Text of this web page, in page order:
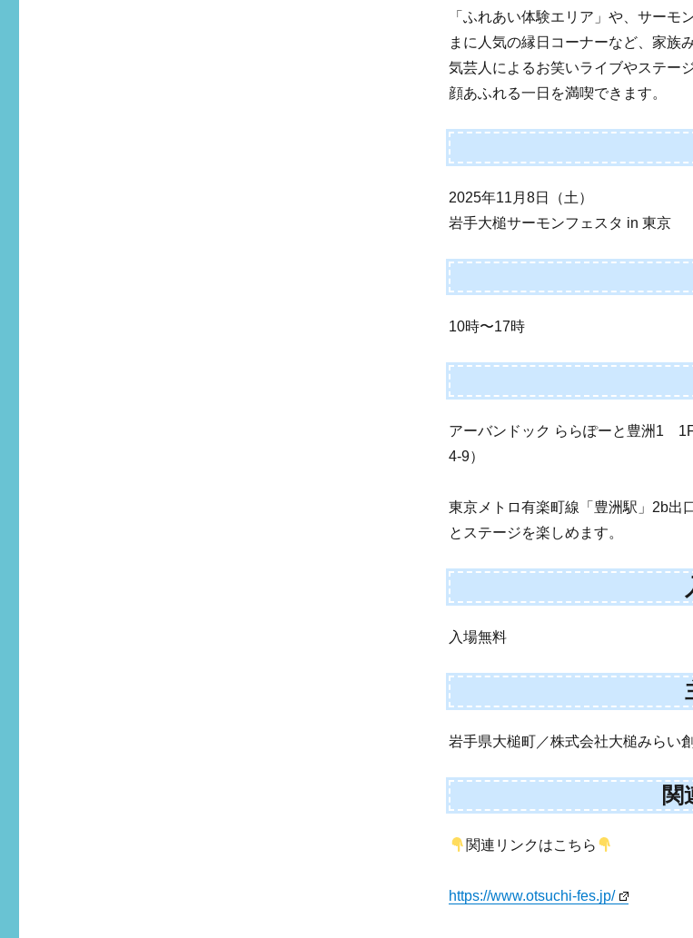
「ふれあい体験エリア」や、サーモ
まに人気の縁日コーナーなど、家族
気芸人によるお笑いライブやステー
顔あふれる一日を満喫できます。
2025年11月8日（土）
岩手大槌サーモンフェスタ in 東京
10時〜17時
アーバンドック ららぽーと豊洲1
4-9）
東京メトロ有楽町線「豊洲駅」2b出
とステージを楽しめます。
入場無料
岩手県大槌町／株式会社大槌みらい
関
関連リンクはこちら
https://www.otsuchi-fes.jp/